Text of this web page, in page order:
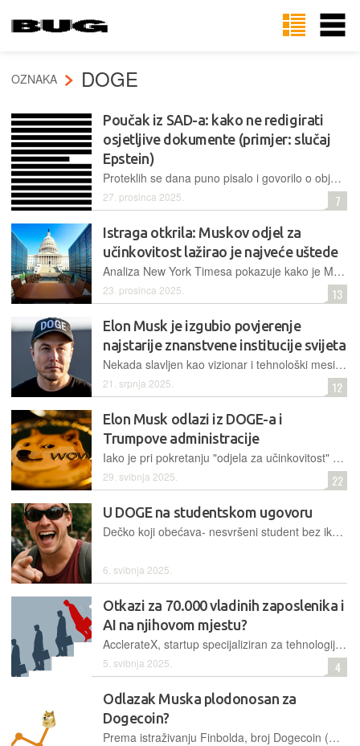
OZNAKA DOGE
Poučak iz SAD-a: kako ne redigirati
osjetljive dokumente (primjer: slučaj
Epstein)
Proteklih se dana puno pisalo i govorilo o objavljenim velikim količinama sudskih dokumenata i dokaza u slučaju Epstein, pa je u središte rasprave došla i tehnologija 'skrivanja' osjetljivih informacija u digitalnim zapisima
27. prosinca 2025. 7
Istraga otkrila: Muskov odjel za
učinkovitost lažirao je najveće uštede
Analiza New York Timesa pokazuje kako je Muskov Odjel za vladinu učinkovitost (DOGE) lažirao milijarde dolara ušteda, dok su stvarni rezovi pogodili najranjivije, a ukupna potrošnja je porasla
23. prosinca 2025. 13
Elon Musk je izgubio povjerenje
najstarije znanstvene institucije svijeta
Nekada slavljen kao vizionar i tehnološki mesija, Elon Musk se danas nalazi na udaru znanstvene zajednice: britansko Kraljevsko društvo traži njegovo isključivanje iz svojeg članstva
21. srpnja 2025. 12
Elon Musk odlazi iz DOGE-a i
Trumpove administracije
Iako je pri pokretanju "odjela za učinkovitost" bilo najavljeno da će se Musk njime baviti do sljedeće godine, nakon samo 130 dana potvrđeno je da mu je istekao mandat "posebnog vladinog zaposlenika"
29. svibnja 2025. 22
U DOGE na studentskom ugovoru
Dečko koji obećava- nesvršeni student bez ikakvog iskustva u javnoj upravi je dobio zadatak unutar Muskovog Ureda za vladinu učinkovitost (DOGE) da koristeći umjetnu inteligenciju napiše nova pravila za vladin Odjel za stanovanje i gradski razvoj (HUD)
6. svibnja 2025.
Otkazi za 70.000 vladinih zaposlenika i
AI na njihovom mjestu?
AcclerateX, startup specijaliziran za tehnologije vezane uz državnu upravu i povezan s Palantirom, nudi rješenje koje bi 70.000 vladinih zaposlenika stavilo chatbote
5. svibnja 2025. 4
Odlazak Muska plodonosan za
Dogecoin?
Prema istraživanju Finbolda, broj Dogecoin (DOGE) novčanika s vrijednošću većom od milijun dolara porastao je za 14,33% od 8. do 25. travnja 2025. Ovaj porast koincidira s najavom da će se Elon Musk povući iz Odjela za učinkovitost vlade (D.O.G.E.)